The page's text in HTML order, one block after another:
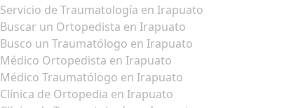
Servicio de Traumatología en Irapuato
Buscar un Ortopedista en Irapuato
Busco un Traumatólogo en Irapuato
Médico Ortopedista en Irapuato
Médico Traumatólogo en Irapuato
Clínica de Ortopedia en Irapuato